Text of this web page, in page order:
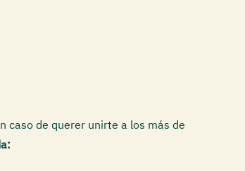
caso de querer unirte a los más de